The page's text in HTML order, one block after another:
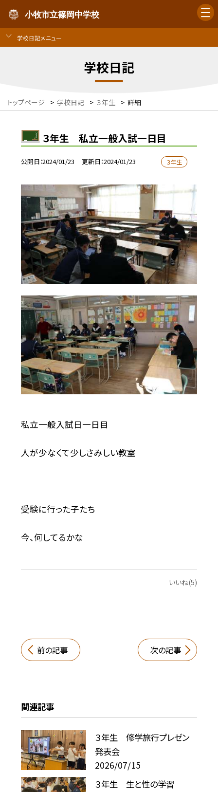
小牧市立篠岡中学校
学校日記メニュー
学校日記
トップページ > 学校日記 > ３年生 > 詳細
３年生 私立一般入試一日目
公開日 2024/01/23 更新日 2024/01/23 ３年生
私立一般入試日一日目
人が少なくて少しさみしい教室
受験に行った子たち
今、何してるかな
いいね(5)
前の記事 次の記事
関連記事
３年生 修学旅行プレゼン
発表会
2026/07/15
３年生 生と性の学習